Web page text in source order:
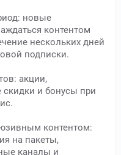
новые
контентом
нескольких дней
подписки.
акции,
и бонусы при
контентом:
на пакеты,
каналы и